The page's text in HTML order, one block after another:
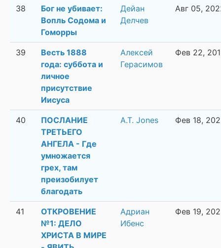
38
Бог не убивает:
Вопль Содома и
Гоморры
Дейан
Делчев
Авг 05,
39
Весть 1888
года: суббота и
личное
присутствие
Иисуса
Алексей
Герасимов
Фев 22,
40
ПОСЛАНИЕ
ТРЕТЬЕГО
АНГЕЛА - Где
умножается
грех, там
преизобилует
благодать
A.T. Jones Фев 18,
41
ОТКРОВЕНИЕ
№1: ДЕЛО
ХРИСТА В МИРЕ
Адриан
Ибенс
Фев 19,